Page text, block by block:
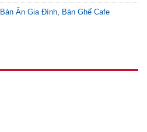
Bàn Ăn Gia Đình Bàn Ghế Cafe